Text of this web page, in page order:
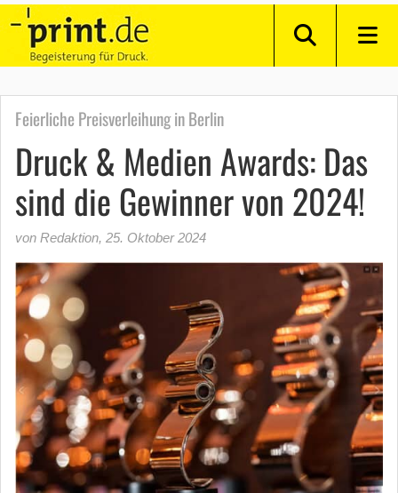
Feierliche Preisverleihung in Berlin
Druck & Medien Awards: Das
sind die Gewinner von 2024!
von Redaktion, 25. Oktober 2024